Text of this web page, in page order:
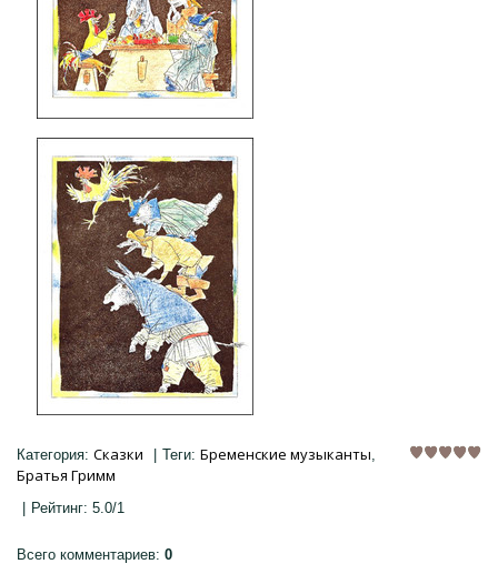
Категория: Сказки Теги: Бременские музыканты,
Братья Гримм
Рейтинг: 5.0/1
Всего комментариев: 0